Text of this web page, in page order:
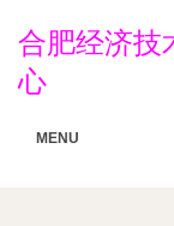
合肥经济技
心
MENU